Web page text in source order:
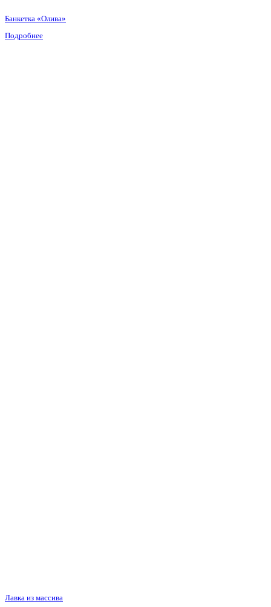
Банкетка «Олива»
Подробнее
Лавка из массива